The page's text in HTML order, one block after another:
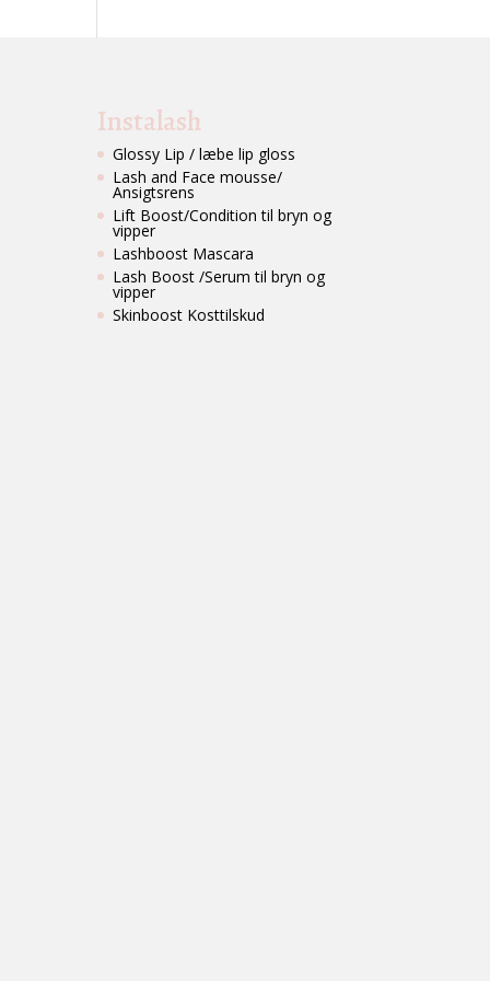
Instalash
Glossy Lip / læbe lip gloss
Lash and Face mousse/
Ansigtsrens
Lift Boost/Condition til bryn og
vipper
Lashboost Mascara
Lash Boost /Serum til bryn og
vipper
Skinboost Kosttilskud